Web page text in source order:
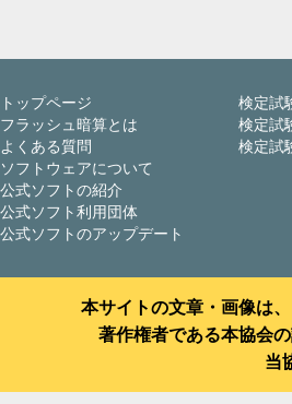
トップページ
フラッシュ暗算とは
よくある質問
ソフトウェアについて
公式ソフトの紹介
公式ソフト利用団体
公式ソフトのアップデート
検定試
検定試
検定試
本サイトの文章・画像は
著作権者である本協会
当